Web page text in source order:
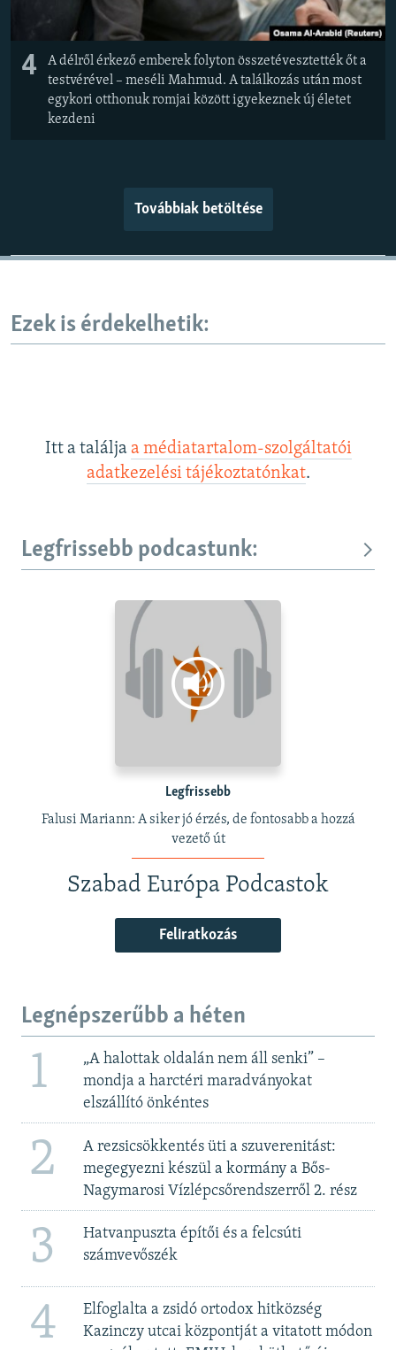
4
A délről érkező emberek folyton összetévesztették őt a
testvérével – meséli Mahmud. A találkozás után most
egykori otthonuk romjai között igyekeznek új életet
kezdeni
Továbbiak betöltése
Ezek is érdekelhetik:
Itt a találja a médiatartalom-szolgáltatói
adatkezelési tájékoztatónkat.
Legfrissebb podcastunk:
Legfrissebb
Falusi Mariann: A siker jó érzés, de fontosabb a hozzá
vezető út
Szabad Európa Podcastok
Feliratkozás
Legnépszerűbb a héten
1
„A halottak oldalán nem áll senki” –
mondja a harctéri maradványokat
elszállító önkéntes
2
A rezsicsökkentés üti a szuverenitást:
megegyezni készül a kormány a Bős-
Nagymarosi Vízlépcsőrendszerről 2. rész
3
Hatvanpuszta építői és a felcsúti
számvevőszék
4
Elfoglalta a zsidó ortodox hitközség
Kazinczy utcai központját a vitatott módon